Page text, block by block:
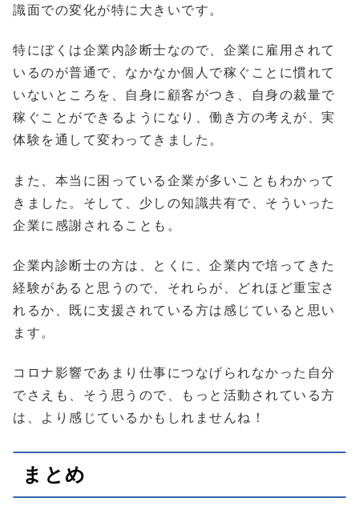
識面での変化が特に大きいです。
特にぼくは企業内診断士なので、企業に雇用されて
いるのが普通で、なかなか個人で稼ぐことに慣れて
いないところを、自身に顧客がつき、自身の裁量で
稼ぐことができるようになり、働き方の考えが、実
体験を通して変わってきました。
また、本当に困っている企業が多いこともわかって
きました。そして、少しの知識共有で、そういった
企業に感謝されることも。
企業内診断士の方は、とくに、企業内で培ってきた
経験があると思うので、それらが、どれほど重宝さ
れるか、既に支援されている方は感じていると思い
ます。
コロナ影響であまり仕事につなげられなかった自分
でさえも、そう思うので、もっと活動されている方
は、より感じているかもしれませんね！
まとめ